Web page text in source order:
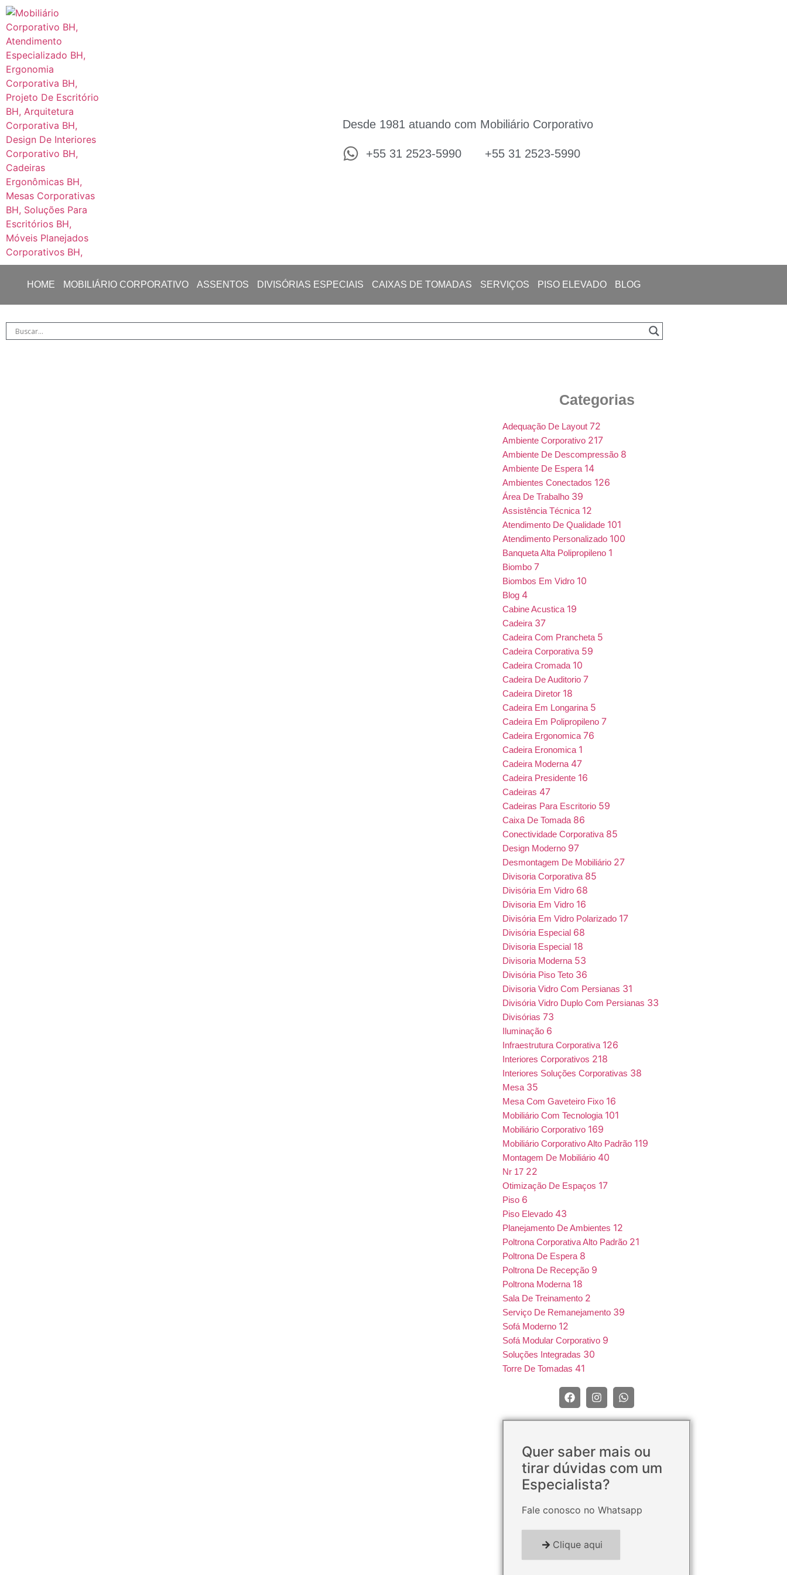
Desde 1981 atuando com Mobiliário Corporativo
+55 31 2523-5990 +55 31 2523-5990
HOME MOBILIÁRIO CORPORATIVO ASSENTOS DIVISÓRIAS ESPECIAIS CAIXAS DE TOMADAS SERVIÇOS PISO ELEVADO BLOG
Categorias
Adequação De Layout 72
Ambiente Corporativo 217
Ambiente De Descompressão 8
Ambiente De Espera 14
Ambientes Conectados 126
Área De Trabalho 39
Assistência Técnica 12
Atendimento De Qualidade 101
Atendimento Personalizado 100
Banqueta Alta Polipropileno 1
Biombo 7
Biombos Em Vidro 10
Blog 4
Cabine Acustica 19
Cadeira 37
Cadeira Com Prancheta 5
Cadeira Corporativa 59
Cadeira Cromada 10
Cadeira De Auditorio 7
Cadeira Diretor 18
Cadeira Em Longarina 5
Cadeira Em Polipropileno 7
Cadeira Ergonomica 76
Cadeira Eronomica 1
Cadeira Moderna 47
Cadeira Presidente 16
Cadeiras 47
Cadeiras Para Escritorio 59
Caixa De Tomada 86
Conectividade Corporativa 85
Design Moderno 97
Desmontagem De Mobiliário 27
Divisoria Corporativa 85
Divisória Em Vidro 68
Divisoria Em Vidro 16
Divisória Em Vidro Polarizado 17
Divisória Especial 68
Divisoria Especial 18
Divisoria Moderna 53
Divisória Piso Teto 36
Divisoria Vidro Com Persianas 31
Divisória Vidro Duplo Com Persianas 33
Divisórias 73
Iluminação 6
Infraestrutura Corporativa 126
Interiores Corporativos 218
Interiores Soluções Corporativas 38
Mesa 35
Mesa Com Gaveteiro Fixo 16
Mobiliário Com Tecnologia 101
Mobiliário Corporativo 169
Mobiliário Corporativo Alto Padrão 119
Montagem De Mobiliário 40
Nr 17 22
Otimização De Espaços 17
Piso 6
Piso Elevado 43
Planejamento De Ambientes 12
Poltrona Corporativa Alto Padrão 21
Poltrona De Espera 8
Poltrona De Recepção 9
Poltrona Moderna 18
Sala De Treinamento 2
Serviço De Remanejamento 39
Sofá Moderno 12
Sofá Modular Corporativo 9
Soluções Integradas 30
Torre De Tomadas 41
Quer saber mais ou
tirar dúvidas com um
Especialista?
Fale conosco no Whatsapp
Clique aqui